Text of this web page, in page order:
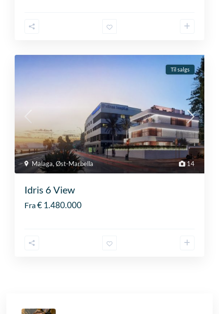
14
Malaga,Øst-Marbella
Til salgs
Idris 6 View
Fra€ 1.480.000